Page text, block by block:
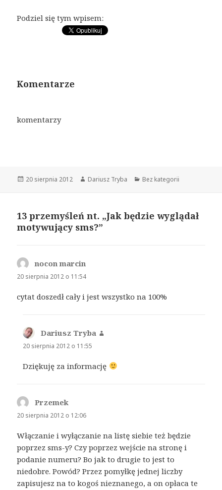
Podziel się tym wpisem:
Komentarze
komentarzy
Opublikowano
20 sierpnia 2012 Autor
Dariusz Tryba Kategorie
Bez kategorii
13 przemyśleń nt. „Jak będzie wyglądał
motywujący sms?”
nocon marcin
20 sierpnia 2012 o 11:54
cytat doszedł cały i jest wszystko na 100%
Dariusz Tryba
20 sierpnia 2012 o 11:55
Dziękuję za informację
Przemek
20 sierpnia 2012 o 12:06
Włączanie i wyłączanie na listę siebie też będzie
poprzez sms-y? Czy poprzez wejście na stronę i
podanie numeru? Bo jak to drugie to jest to
niedobre. Powód? Przez pomyłkę jednej liczby
zapisujesz na to kogoś nieznanego, a on opłaca te